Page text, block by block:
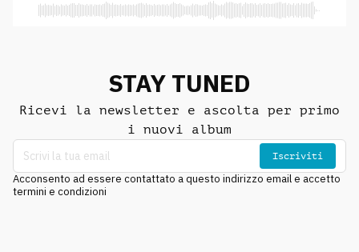
STAY TUNED
Ricevi la newsletter e ascolta per primo
i nuovi album
Iscriviti
Acconsento ad essere contattato a questo indirizzo email e accetto
termini e condizioni